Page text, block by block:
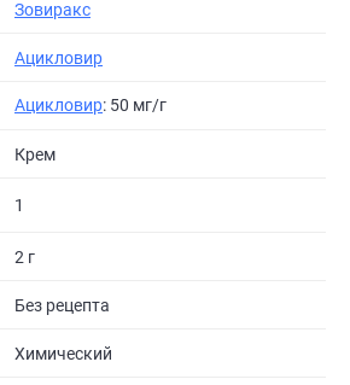
Зовиракс
Ацикловир
Ацикловир: 50 мг/г
Крем
1
2 г
Без рецепта
Химический